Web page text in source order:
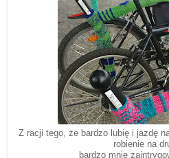
Z racji tego, że bardzo lubię i jazdę
robienie na
bardzo mnie